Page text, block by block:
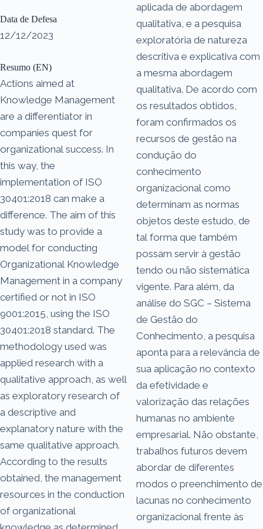
Data de Defesa
12/12/2023
Resumo (EN)
Actions aimed at
Knowledge Management
are a differentiator in
companies quest for
organizational success. In
this way, the
implementation of ISO
30401:2018 can make a
difference. The aim of this
study was to provide a
model for conducting
Organizational Knowledge
Management in a company
certified or not in ISO
9001:2015, using the ISO
30401:2018 standard. The
methodology used was
applied research with a
qualitative approach, as well
as exploratory research of
a descriptive and
explanatory nature with the
same qualitative approach.
According to the results
obtained, the management
resources in the conduction
of organizational
aplicada de abordagem
qualitativa, e a pesquisa
exploratória de natureza
descritiva e explicativa com
a mesma abordagem
qualitativa. De acordo com
os resultados obtidos,
foram confirmados os
recursos de gestão na
condução do
conhecimento
organizacional como
determinam as normas
objetos deste estudo, de
tal forma que também
possam servir à gestão
tendo ou não sistemática
vigente. Para além, da
análise do SGC – Sistema
de Gestão do
Conhecimento, a pesquisa
aponta para a relevância de
sua aplicação no contexto
da efetividade e
valorização das relações
humanas no ambiente
empresarial. Não obstante,
trabalhos futuros devem
abordar de diferentes
modos o preenchimento de
lacunas no conhecimento
organizacional frente às